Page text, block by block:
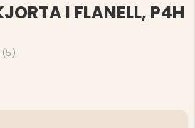
I FLANELL, P4H
(5)